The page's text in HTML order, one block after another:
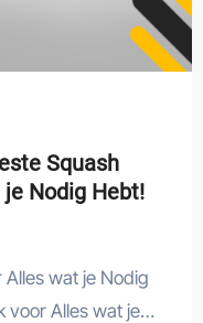
Squash
Nodig Hebt!
voor Alles wat je…